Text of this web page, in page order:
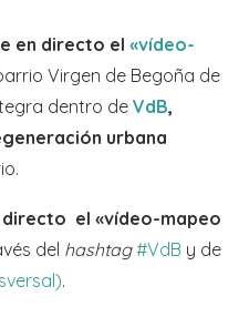
en directo el «vídeo-
Virgen de Begoña de
dentro de VdB,
urbana
directo el «vídeo-mapeo
del hashtag #VdB y de
.